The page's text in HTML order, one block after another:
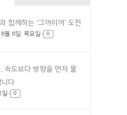
함께하는 ‘그까이꺼’ 도전
월 6일. 목요일 0
속도보다 방향을 먼저 물
다
일 0